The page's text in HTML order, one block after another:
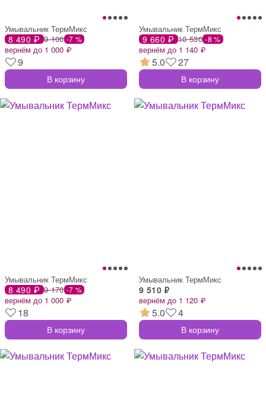
Умывальник ТермМикс
8 490 ₽ 9 100 -7 %
вернём до 1 000 ₽
9
В корзину
Умывальник ТермМикс
9 660 ₽ 10 530 -8 %
вернём до 1 140 ₽
5.0 27
В корзину
Умывальник ТермМикс
8 490 ₽ 9 170 -7 %
вернём до 1 000 ₽
18
В корзину
Умывальник ТермМикс
9 510 ₽
вернём до 1 120 ₽
5.0 4
В корзину